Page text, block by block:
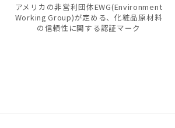
アメリカの非営利団体EWG(Environment
Working Group)が定める、化粧品原材料
の信頼性に関する認証マーク